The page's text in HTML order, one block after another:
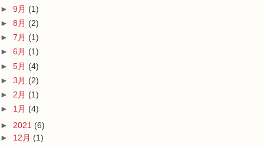
► 9月 (1)
► 8月 (2)
► 7月 (1)
► 6月 (1)
► 5月 (4)
► 3月 (2)
► 2月 (1)
► 1月 (4)
► 2021 (6)
► 12月 (1)